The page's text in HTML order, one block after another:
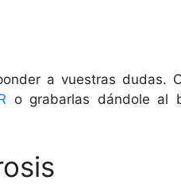
a vuestras dudas.
o grabarlas dándole al